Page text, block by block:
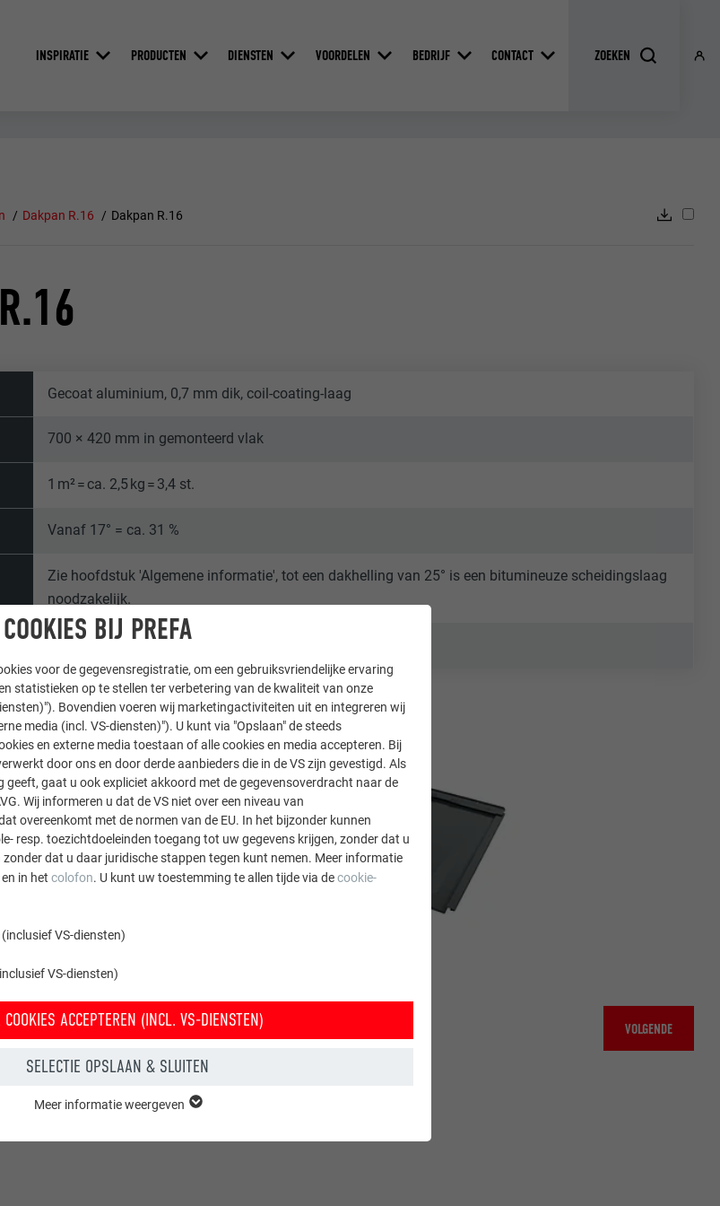
INSPIRATIE PRODUCTEN DIENSTEN VOORDELEN BEDRIJF CONTACT
Dakpan R.16 Dakpan R.16
Gecoat aluminium, 0,7 mm dik, coil-coating-laag
700 × 420 mm in gemonteerd vlak
1 m² = ca. 2,5 kg = 3,4 st.
Vanaf 17° = ca. 31 %
Zie hoofdstuk 'Algemene informatie', tot een dakhelling van 25° is een bitumineuze scheidingslaag
noodzakelijk.
Direct, met 3 ribnagels 2,8/25 per dakpan R.16
VOLGENDE
BIJ PREFA
voor de gegevensregistratie, om een gebruiksvriendelijke ervaring
statistieken op te stellen ter verbetering van de kwaliteit van onze
Bovendien voeren wij marketingactiviteiten uit en integreren wij
media (incl. VS-diensten)"). U kunt via "Opslaan" de steeds
en externe media toestaan of alle cookies en media accepteren. Bij
door ons en door derde aanbieders die in de VS zijn gevestigd. Als
geeft, gaat u ook expliciet akkoord met de gegevensoverdracht naar de
Wij informeren u dat de VS niet over een niveau van
overeenkomt met de normen van de EU. In het bijzonder kunnen
resp. toezichtdoeleinden toegang tot uw gegevens krijgen, zonder dat u
dat u daar juridische stappen tegen kunt nemen. Meer informatie
en in het colofon. U kunt uw toestemming te allen tijde via decookie-
VS-diensten)
VS-diensten)
ACCEPTEREN (INCL. VS-DIENSTEN)
SELECTIE OPSLAAN & SLUITEN
Meer informatie weergeven